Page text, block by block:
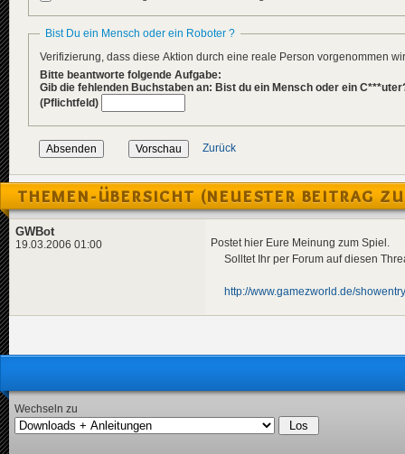
Bist Du ein Mensch oder ein Roboter ?
Verifizierung, dass diese Aktion durch eine reale Person vorgenommen
Bitte beantworte folgende Aufgabe:
Gib die fehlenden Buchstaben an: Bist du ein Mensch oder ein
(Pflichtfeld)
Zurück
THEMEN-ÜBERSICHT (NEUESTER BEITRAG
GWBot
19.03.2006 01:00
Postet hier Eure Meinung zum Spiel.
Solltet Ihr per Forum auf diesen
http://www.gamezworld.de/
Wechseln zu